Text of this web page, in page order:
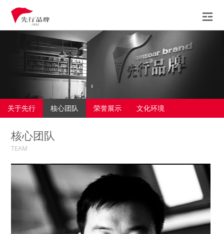
观点
联系
关于先行 核心团队 荣誉展示 文化环境
核心团队
TEAM